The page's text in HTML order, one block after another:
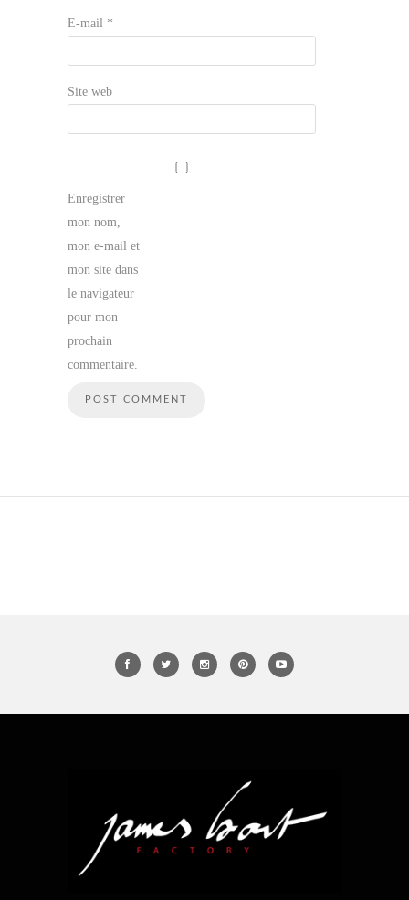
E-mail *
Site web
Enregistrer
mon nom,
mon e-mail et
mon site dans
le navigateur
pour mon
prochain
commentaire.